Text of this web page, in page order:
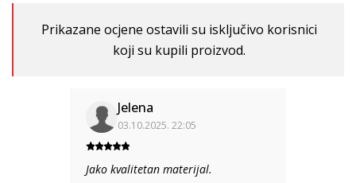
Prikazane ocjene ostavili su isključivo korisnici
koji su kupili proizvod.
Jelena
03.10.2025. 22:05
Jako kvalitetan materijal.